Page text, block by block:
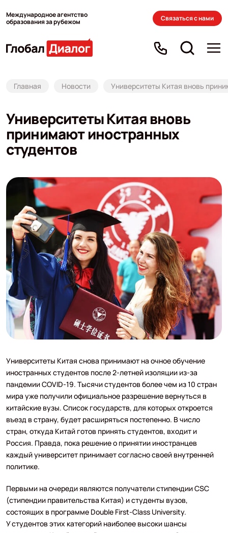
Международное агентство
образования за рубежом
Связаться с нами
Главная Новости Университеты Китая вновь
Университеты Китая вновь
принимают иностранных
студентов
Университеты Китая снова принимают на очное обучение
иностранных студентов после 2-летней изоляции из-за
пандемии COVID-19. Тысячи студентов более чем из 10 стран
мира уже получили официальное разрешение вернуться в
китайские вузы. Список государств, для которых откроется
въезд в страну, будет расширяться постепенно. В число
стран, откуда Китай готов принять студентов, входит и
Россия. Правда, пока решение о принятии иностранцев
каждый университет принимает согласно своей внутренней
политике.
Первыми на очереди являются получатели стипендии CSC
(стипендии правительства Китая) и студенты вузов,
состоящих в программе Double First-Class University.
У студентов этих категорий наиболее высоки шансы